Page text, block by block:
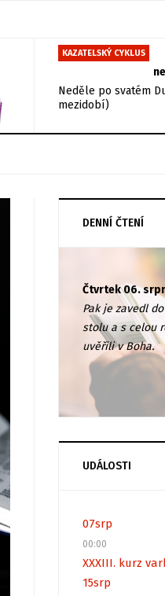
KAZATELSKÝ CYKLUS
Neděle po svatém
mezidobí)
DENNÍ ČTENÍ
Čtvrtek 06.
Pak je zavedl
stolu a s celou
uvěřili v Boha.
UDÁLOSTI
07srp
00:00
XXXIII. kurz
15srp